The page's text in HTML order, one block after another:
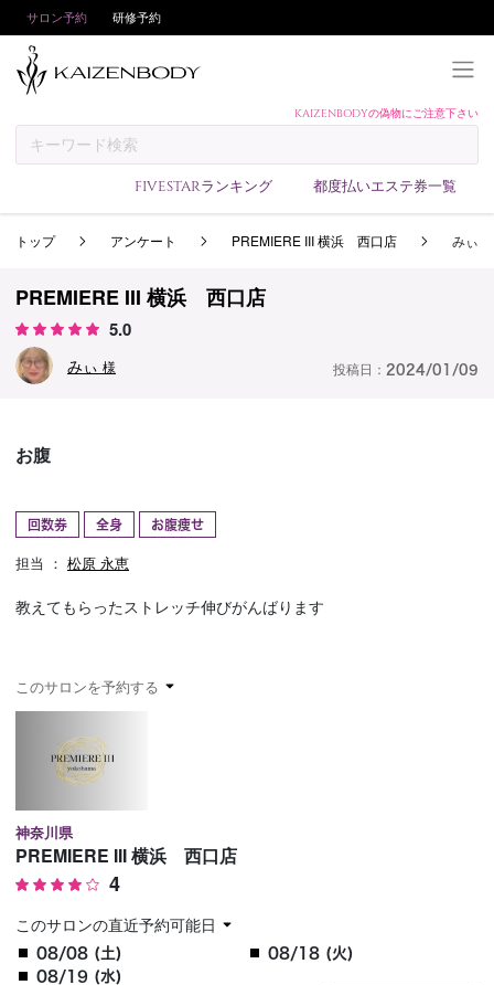
サロン予約 研修予約
KAIZENBODYの偽物にご注意下さい
FIVESTARランキング 都度払いエステ券一覧
予約方法
サロンランキング
技術者ランキング
予約確認
トップ アンケート PREMIERE III 横浜 西口店 みぃ
PREMIERE III 横浜 西口店
5.0
みぃ 様 投稿日： 2024/01/09
お腹
回数券 全身 お腹痩せ
担当 ： 松原 永恵
教えてもらったストレッチ伸びがんばります
このサロンを予約する
神奈川県
PREMIERE III 横浜 西口店
4
このサロンの直近予約可能日
08/08 (土)
08/18 (火)
08/19 (水)